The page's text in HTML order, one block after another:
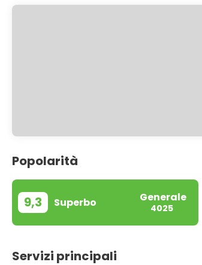
Popolarità
9,3 Superbo Generale
4025
Servizi principali